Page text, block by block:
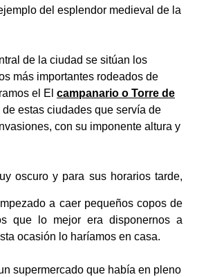
del esplendor medieval de la
de la ciudad se sitúan los
más importantes rodeados de
el El campanario o Torre de
de estas ciudades que servía de
con su imponente altura y
oscuro y para sus horarios tarde,
a caer pequeños copos de
que lo mejor era disponernos a
ocasión lo haríamos en casa.
supermercado que había en pleno